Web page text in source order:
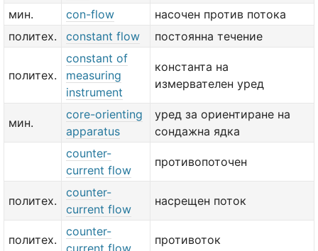
мин.
con-flow
насочен против потока
политех.
constant flow постоянна течение
политех.
constant of
measuring
instrument
константа на
измервателен уред
мин.
core-orienting
apparatus
уред за ориентиране на
сондажна ядка
counter-
current flow
противопоточен
политех.
counter-
current flow
насрещен поток
политех.
counter-
current flow
противоток